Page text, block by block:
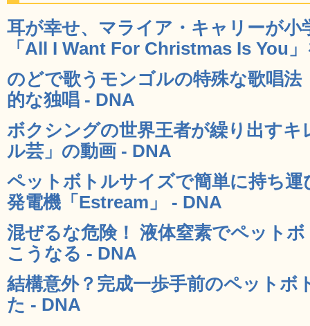
耳が幸せ、マライア・キャリーが小
「All I Want For Christmas Is You
のどで歌うモンゴルの特殊な歌唱法
的な独唱 - DNA
ボクシングの世界王者が繰り出す
ル芸」の動画 - DNA
ペットボトルサイズで簡単に持ち
発電機「Estream」 - DNA
混ぜるな危険！ 液体窒素でペット
こうなる - DNA
結構意外？完成一歩手前のペットボ
た - DNA